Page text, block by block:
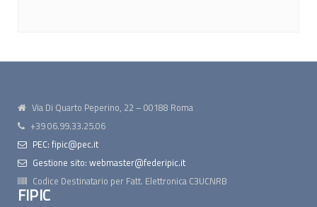
Via Di Quarto Peperino, 22 – 00188 Roma
+39 06.99.33.25.06
PEC: fipic@pec.it
Gestione sito: webmaster@federipic.it
Codice Destinatario per Fatt. Elettronica C3UCNRB
FIPIC